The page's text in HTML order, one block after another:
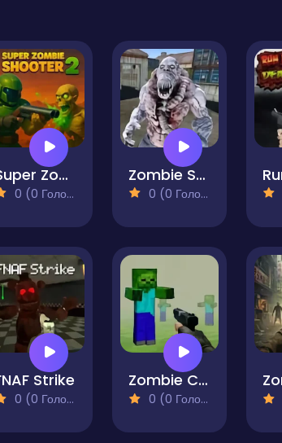
Super Zombie Shooter 2
0 (0 Голосів)
Zombie Shooter 2
0 (0 Голосів)
Strike
0 (0 Голосів)
Zombie Counter Craft
0 (0 Голосів)